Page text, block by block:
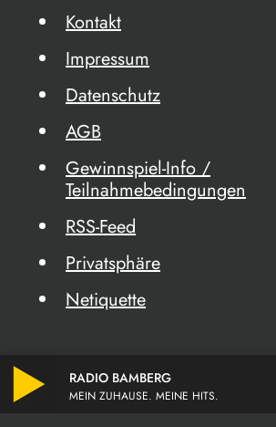
Kontakt
Impressum
Datenschutz
AGB
Gewinnspiel-Info /
Teilnahmebedingungen
RSS-Feed
Privatsphäre
Netiquette
RADIO BAMBERG
MEIN ZUHAUSE. MEINE HITS.